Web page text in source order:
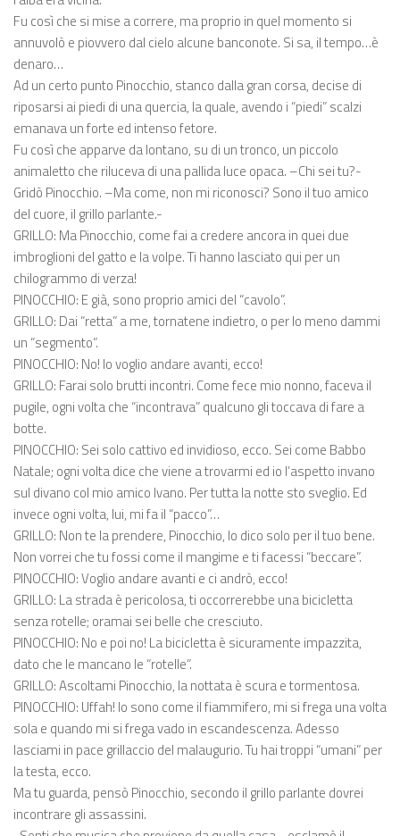
Fu così che si mise a correre, ma proprio in quel momento si
annuvolò e piovvero dal cielo alcune banconote. Si sa, il tempo…è
denaro…
Ad un certo punto Pinocchio, stanco dalla gran corsa, decise di
riposarsi ai piedi di una quercia, la quale, avendo i “piedi” scalzi
emanava un forte ed intenso fetore.
Fu così che apparve da lontano, su di un tronco, un piccolo
animaletto che riluceva di una pallida luce opaca. –Chi sei tu?-
Gridò Pinocchio. –Ma come, non mi riconosci? Sono il tuo amico
del cuore, il grillo parlante.-
GRILLO: Ma Pinocchio, come fai a credere ancora in quei due
imbroglioni del gatto e la volpe. Ti hanno lasciato qui per un
chilogrammo di verza!
PINOCCHIO: E già, sono proprio amici del “cavolo”.
GRILLO: Dai “retta” a me, tornatene indietro, o per lo meno dammi
un “segmento”.
PINOCCHIO: No! Io voglio andare avanti, ecco!
GRILLO: Farai solo brutti incontri. Come fece mio nonno, faceva il
pugile, ogni volta che “incontrava” qualcuno gli toccava di fare a
botte.
PINOCCHIO: Sei solo cattivo ed invidioso, ecco. Sei come Babbo
Natale; ogni volta dice che viene a trovarmi ed io l’aspetto invano
sul divano col mio amico Ivano. Per tutta la notte sto sveglio. Ed
invece ogni volta, lui, mi fa il “pacco”…
GRILLO: Non te la prendere, Pinocchio, lo dico solo per il tuo bene.
Non vorrei che tu fossi come il mangime e ti facessi “beccare”.
PINOCCHIO: Voglio andare avanti e ci andrò, ecco!
GRILLO: La strada è pericolosa, ti occorrerebbe una bicicletta
senza rotelle; oramai sei belle che cresciuto.
PINOCCHIO: No e poi no! La bicicletta è sicuramente impazzita,
dato che le mancano le “rotelle”.
GRILLO: Ascoltami Pinocchio, la nottata è scura e tormentosa.
PINOCCHIO: Uffah! Io sono come il fiammifero, mi si frega una volta
sola e quando mi si frega vado in escandescenza. Adesso
lasciami in pace grillaccio del malaugurio. Tu hai troppi “umani” per
la testa, ecco.
Ma tu guarda, pensò Pinocchio, secondo il grillo parlante dovrei
incontrare gli assassini.